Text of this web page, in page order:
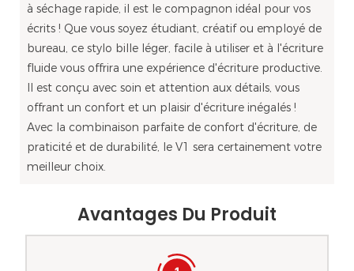
à séchage rapide, il est le compagnon idéal pour vos
écrits ! Que vous soyez étudiant, créatif ou employé de
bureau, ce stylo bille léger, facile à utiliser et à l'écriture
fluide vous offrira une expérience d'écriture productive.
Il est conçu avec soin et attention aux détails, vous
offrant un confort et un plaisir d'écriture inégalés !
Avec la combinaison parfaite de confort d'écriture, de
praticité et de durabilité, le V1 sera certainement votre
meilleur choix.
Avantages Du Produit